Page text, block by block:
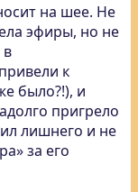
на шее. Не
эфиры, но не
к
было?!), и
пригрело
лишнего и не
за его